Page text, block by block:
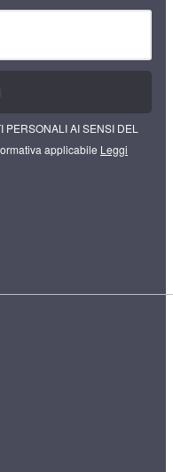
PERSONALI AI SENSI DEL
applicabile Leggi